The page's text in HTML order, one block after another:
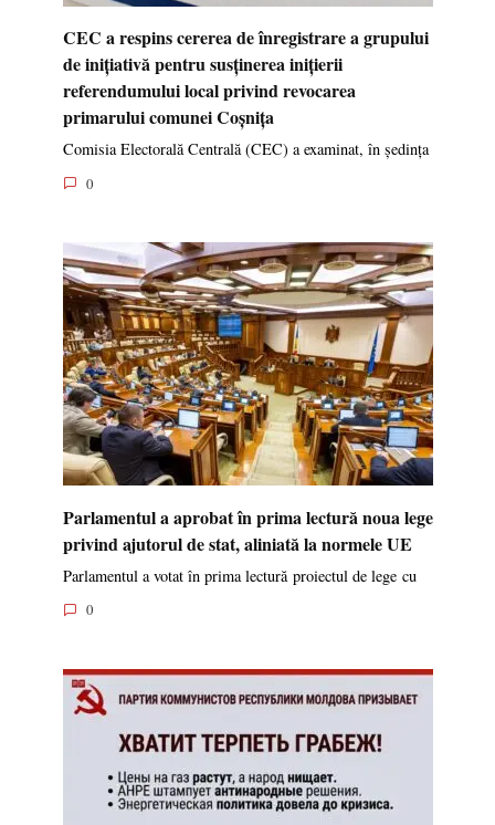
CEC a respins cererea de înregistrare a grupului
de inițiativă pentru susținerea inițierii
referendumului local privind revocarea
primarului comunei Coșnița
Comisia Electorală Centrală (CEC) a examinat, în ședința
0
Parlamentul a aprobat în prima lectură noua lege
privind ajutorul de stat, aliniată la normele UE
Parlamentul a votat în prima lectură proiectul de lege cu
0